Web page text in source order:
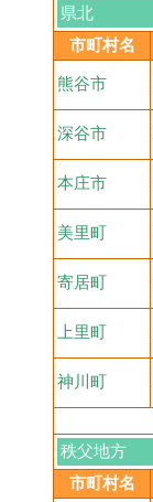
県北
市町村名
熊谷市
深谷市
本庄市
美里町
寄居町
上里町
神川町
秩父地方
市町村名